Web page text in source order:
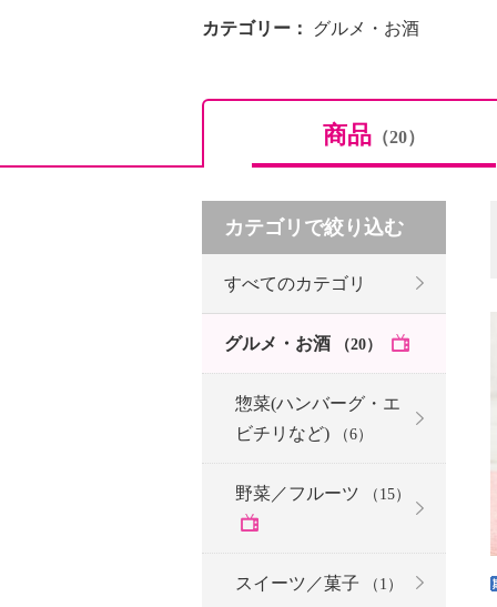
カテゴリー グルメ・お酒
商品 （20）
カテゴリで絞り込む
すべてのカテゴリ
グルメ・お酒 （20）
惣菜(ハンバーグ・エ
ビチリなど)
（6）
野菜／フルーツ （15）
スイーツ／菓子 （1）